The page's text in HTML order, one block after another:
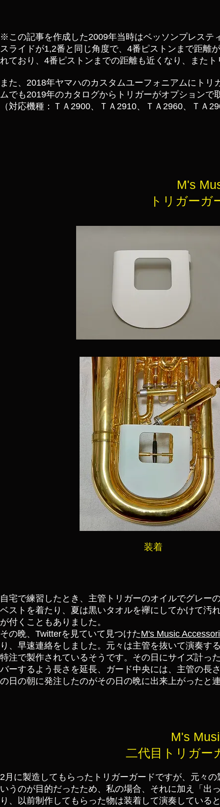
※この記事を作成した2009年当時はベッソンプレステ
スライドが1,2番と同じ角度で、4番ピストンまで距離
れており、4番ピストンまでの距離も近くなり、また
また、2018年ヤマハのカスタムユーフォニアムにト
ムでも2019年のカタログからトリガーがオプションで
（対応機種：ＴＡ2900、ＴＡ2910、ＴＡ2960、ＴＡ
M's
トリガーガ
​装着
自宅で練習したとき、主管トリガーのオイルでグレー
ベストを着たり、夏は黒いタオルを襷にしてかけて汚
が付くこともありました。
その晩、Twitterを見ていて見つけたM's Music
り、早速連絡をしました。元々は主管を抜いて演奏す
特注で製作されているそうです。その日にサイズ計っ
バーするよう長さを延長、ガード中央には、主管の長
の日の朝に発注したのがその日の晩に出来上がったと
M's
二代目トリガー
2月に製造してもらったトリガーガードですが、元々
いうのが目的だったため、私の場合、それに加え「出
り、以前制作してもらった物は装着して演奏している